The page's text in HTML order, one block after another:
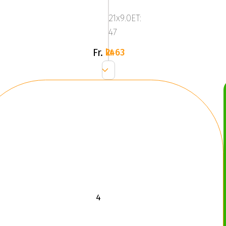
Grey
21x9.0ET:
47
Fr. 2463 kr